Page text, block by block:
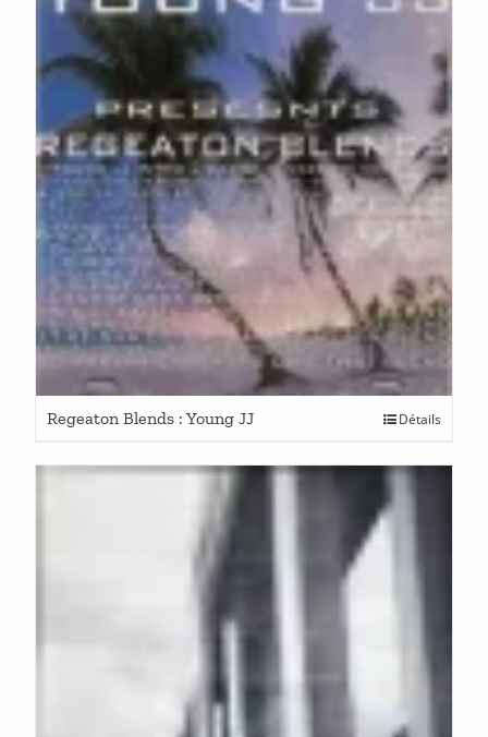
Regeaton Blends : Young JJ Détails